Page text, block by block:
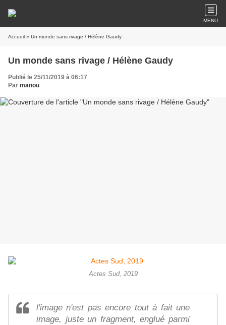
MENU
Accueil » Un monde sans rivage / Hélène Gaudy
Un monde sans rivage / Hélène Gaudy
Publié le 25/11/2019 à 06:17
Par manou
Actes Sud, 2019
l'image n'est pas encore tout à fait une
image, juste un fragment, englué parmi